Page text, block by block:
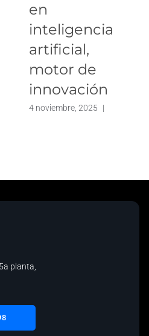
en
inteligencia
artificial,
motor de
innovación
4 noviembre, 2025 |
5a planta